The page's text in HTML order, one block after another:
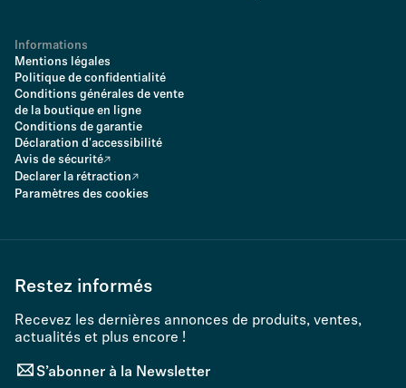
Informations
Mentions légales
Politique de confidentialité
Conditions générales de vente
de la boutique en ligne
Conditions de garantie
Déclaration d'accessibilité
Avis de sécurité
Declarer la rétraction
Paramètres des cookies
Restez informés
Recevez les dernières annonces de produits, ventes,
actualités et plus encore !
S’abonner à la Newsletter